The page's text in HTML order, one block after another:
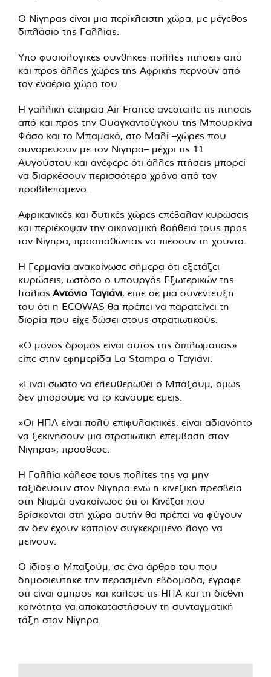
Ο Νίγηρας είναι μια περίκλειστη χώρα, με μέγεθος
διπλάσιο της Γαλλίας.
Υπό φυσιολογικές συνθήκες πολλές πτήσεις από
και προς άλλες χώρες της Αφρικής περνούν από
τον εναέριο χώρο του.
Η γαλλική εταιρεία Air France ανέστειλε τις πτήσεις
από και προς την Ουαγκαντούγκου της Μπουρκίνα
Φάσο και το Μπαμακό, στο Μαλί –χώρες που
συνορεύουν με τον Νίγηρα– μέχρι τις 11
Αυγούστου και ανέφερε ότι άλλες πτήσεις μπορεί
να διαρκέσουν περισσότερο χρόνο από τον
προβλεπόμενο.
Αφρικανικές και δυτικές χώρες επέβαλαν κυρώσεις
και περιέκοψαν την οικονομική βοήθειά τους προς
τον Νίγηρα, προσπαθώντας να πιέσουν τη χούντα.
Η Γερμανία ανακοίνωσε σήμερα ότι εξετάζει
κυρώσεις, ωστόσο ο υπουργός Εξωτερικών της
Ιταλίας Αντόνιο Ταγιάνι, είπε σε μια συνέντευξή
του ότι η ECOWAS θα πρέπει να παρατείνει τη
διορία που είχε δώσει στους στρατιωτικούς.
«Ο μόνος δρόμος είναι αυτός της διπλωματίας»
είπε στην εφημερίδα La Stampa ο Ταγιάνι.
«Είναι σωστό να ελευθερωθεί ο Μπαζούμ, όμως
δεν μπορούμε να το κάνουμε εμείς.
»Οι ΗΠΑ είναι πολύ επιφυλακτικές, είναι αδιανόητο
να ξεκινήσουν μια στρατιωτική επέμβαση στον
Νίγηρα», πρόσθεσε.
Η Γαλλία κάλεσε τους πολίτες της να μην
ταξιδεύουν στον Νίγηρα ενώ η κινεζική πρεσβεία
στη Νιαμέι ανακοίνωσε ότι οι Κινέζοι που
βρίσκονται στη χώρα αυτήν θα πρέπει να φύγουν
αν δεν έχουν κάποιον συγκεκριμένο λόγο να
μείνουν.
Ο ίδιος ο Μπαζούμ, σε ένα άρθρο του που
δημοσιεύτηκε την περασμένη εβδομάδα, έγραφε
ότι είναι όμηρος και κάλεσε τις ΗΠΑ και τη διεθνή
κοινότητα να αποκαταστήσουν τη συνταγματική
τάξη στον Νίγηρα.